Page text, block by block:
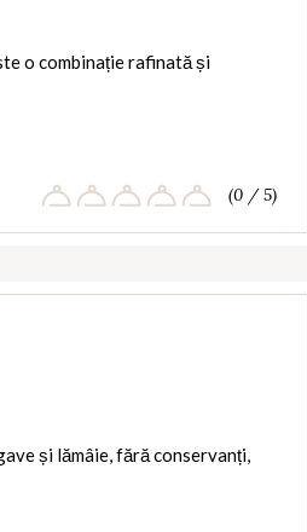
o combinație rafinată și
(0 / 5)
și lămâie, fără conservanți,